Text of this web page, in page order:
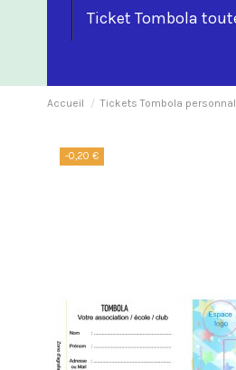
Ticket Tombola
Accueil Tickets Tombola
-0,20 €